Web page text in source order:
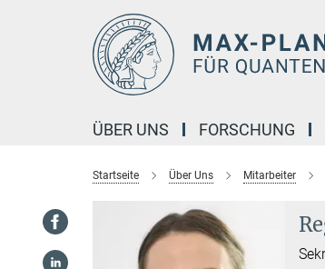
ÜBER UNS FORSCHUNG
Startseite Über Uns Mitarbeiter